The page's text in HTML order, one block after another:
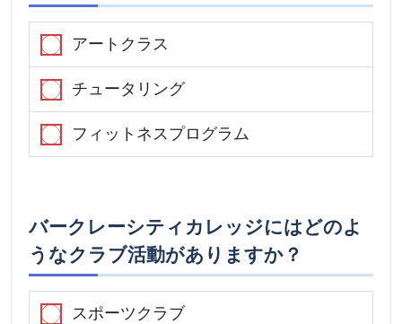
アートクラス
チュータリング
フィットネスプログラム
バークレーシティカレッジにはどのよ
うなクラブ活動がありますか？
スポーツクラブ